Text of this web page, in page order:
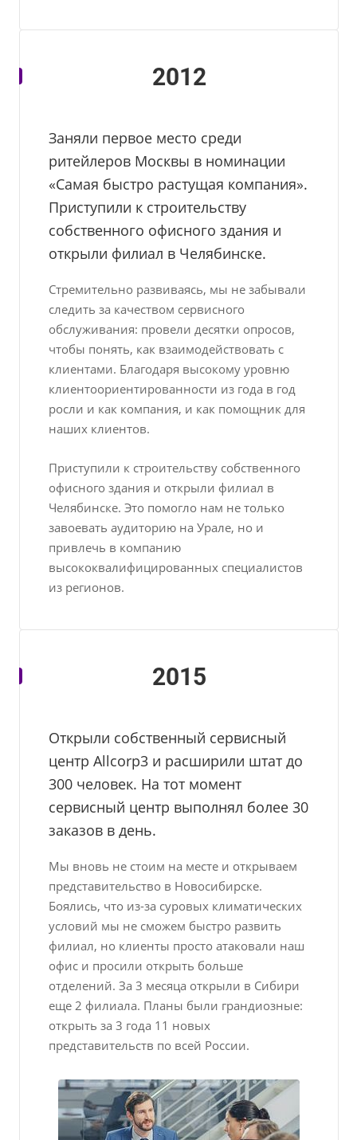
2012
Заняли первое место среди
ритейлеров Москвы в номинации
«Самая быстро растущая компания».
Приступили к строительству
собственного офисного здания и
открыли филиал в Челябинске.
Стремительно развиваясь, мы не забывали
следить за качеством сервисного
обслуживания: провели десятки опросов,
чтобы понять, как взаимодействовать с
клиентами. Благодаря высокому уровню
клиентоориентированности из года в год
росли и как компания, и как помощник для
наших клиентов.
Приступили к строительству собственного
офисного здания и открыли филиал в
Челябинске. Это помогло нам не только
завоевать аудиторию на Урале, но и
привлечь в компанию
высококвалифицированных специалистов
из регионов.
2015
Открыли собственный сервисный
центр Allcorp3 и расширили штат до
300 человек. На тот момент
сервисный центр выполнял более 30
заказов в день.
Мы вновь не стоим на месте и открываем
представительство в Новосибирске.
Боялись, что из-за суровых климатических
условий мы не сможем быстро развить
филиал, но клиенты просто атаковали наш
офис и просили открыть больше
отделений. За 3 месяца открыли в Сибири
еще 2 филиала. Планы были грандиозные:
открыть за 3 года 11 новых
представительств по всей России.